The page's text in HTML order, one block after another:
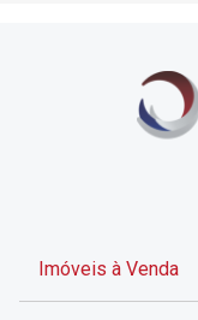
Imóveis à Venda